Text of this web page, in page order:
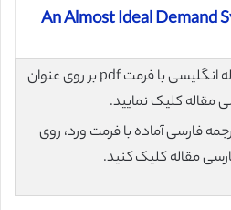
An Almost Ideal Demand
برای دانلود رایگان مقاله انگلیسی با فرمت pdf بر روی عنوان
مقاله کلیک نمایید.
فارسی آماده با فرمت ورد، روی
مقاله کلیک کنید.